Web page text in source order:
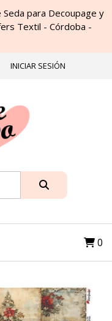
para Decoupage y
Textil - Córdoba -
INICIAR SESIÓN
0